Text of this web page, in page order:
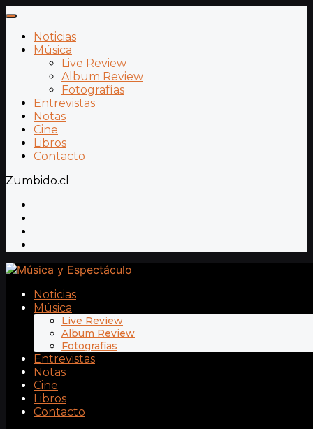
Noticias
Música
Live Review
Album Review
Fotografías
Entrevistas
Notas
Cine
Libros
Contacto
Zumbido.cl
Noticias
Música
Live Review
Album Review
Fotografías
Entrevistas
Notas
Cine
Libros
Contacto